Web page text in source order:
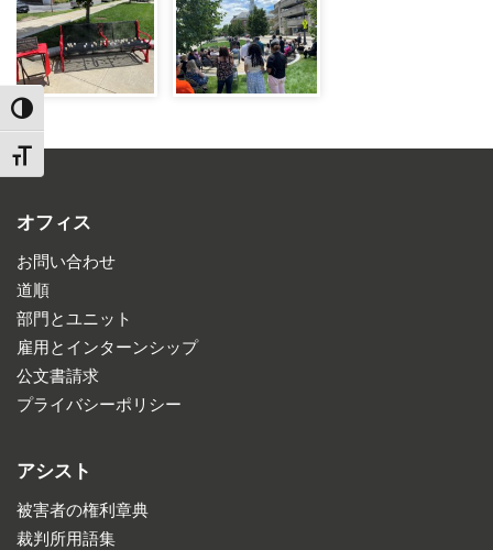
TOGGLE HIGH CONTRAST
TOGGLE FONT SIZE
オフィス
お問い合わせ
道順
部門とユニット
雇用とインターンシップ
公文書請求
プライバシーポリシー
アシスト
被害者の権利章典
裁判所用語集